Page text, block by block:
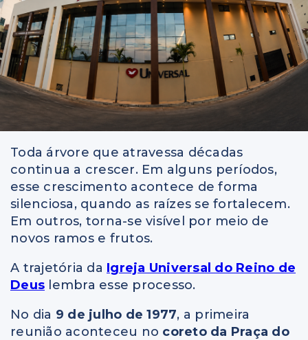
Toda árvore que atravessa décadas
continua a crescer. Em alguns períodos,
esse crescimento acontece de forma
silenciosa, quando as raízes se fortalecem.
Em outros, torna-se visível por meio de
novos ramos e frutos.
A trajetória da Igreja Universal do Reino de
Deus lembra esse processo.
No dia 9 de julho de 1977, a primeira
reunião aconteceu no coreto da Praça do